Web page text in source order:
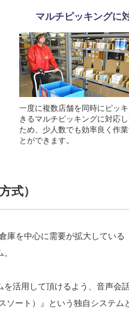
マルチピッキングに
一度に複数店舗を同時にピッ
きるマルチピッキングに対応
ため、少人数でも効率良く作業
とができます。
式）
庫を中心に需要が拡大している
を活用して頂けるよう、音声会
ソート）』という独自システム